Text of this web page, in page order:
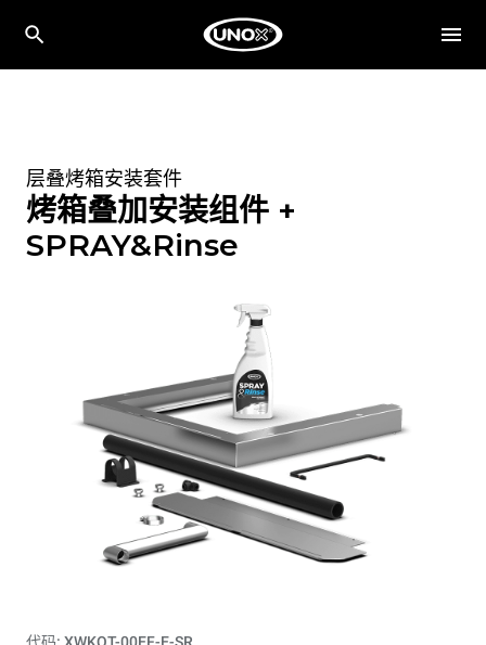
层叠烤箱安装套件
烤箱叠加安装组件 +
SPRAY&Rinse
代码: XWKQT-00EF-E-SR